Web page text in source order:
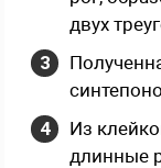
двух
Из
длинные